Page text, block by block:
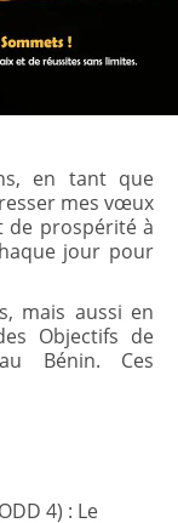
en tant que
mes vœux
de prospérité à
jour pour
mais aussi en
Objectifs de
Bénin. Ces
4) : Le